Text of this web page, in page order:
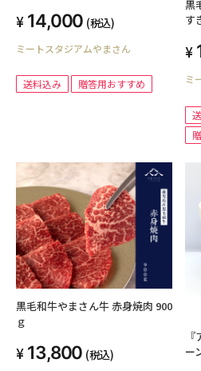
14,000 (税込)
ミートスタジアムやまさん
送料込み 贈答用おすすめ
黒
す
ミ
黒毛和牛やまさん牛 赤身焼肉 900
ｇ
13,800 (税込)
ー